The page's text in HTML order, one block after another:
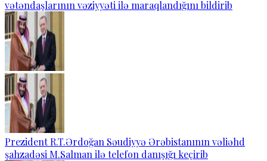
vətəndaşlarının vəziyyəti ilə maraqlandığını bildirib
Prezident R.T.Ərdoğan Səudiyyə Ərəbistanının vəliəhd
şahzadəsi M.Salman ilə telefon danışığı keçirib